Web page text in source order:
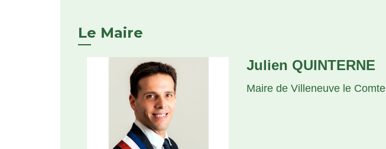
Le Maire
Julien QUINTERNE
Maire de Villeneuve le Comte